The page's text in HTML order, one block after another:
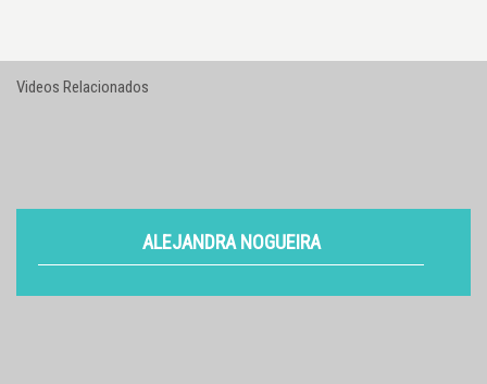
Videos Relacionados
ALEJANDRA NOGUEIRA